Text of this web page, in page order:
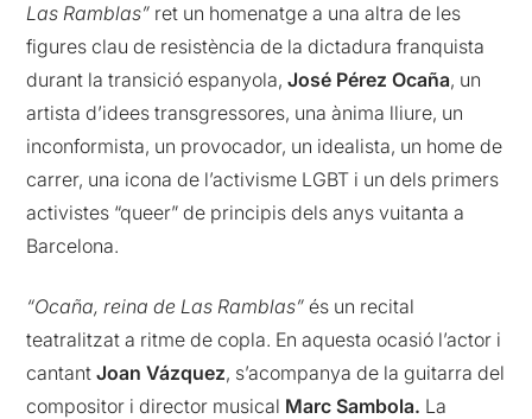
Las Ramblas” ret un homenatge a una altra de les
figures clau de resistència de la dictadura franquista
durant la transició espanyola,José Pérez Ocaña, un
artista d’idees transgressores, una ànima lliure, un
inconformista, un provocador, un idealista, un home de
carrer, una icona de l’activisme LGBT i un dels primers
activistes “queer” de principis dels anys vuitanta a
Barcelona.
“Ocaña, reina de Las Ramblas” és un recital
teatralitzat a ritme de copla. En aquesta ocasió l’actor i
cantantJoan Vázquez, s’acompanya de la guitarra del
compositor i director musical Marc Sambola. La